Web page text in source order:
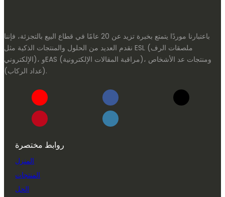
باعتبارنا موردًا يتمتع بخبرة تزيد عن 20 عامًا في قطاع البيع بالتجزئة، فإننا
نقدم العديد من الحلول والمنتجات الذكية مثل ESL (ملصقات الرف
الإلكتروني)، وEAS (مراقبة المقالات الإلكترونية)، ومنتجات عد الأشخاص
(عداد الركاب).
روابط مختصرة
المنزل
المنتجات
الحل